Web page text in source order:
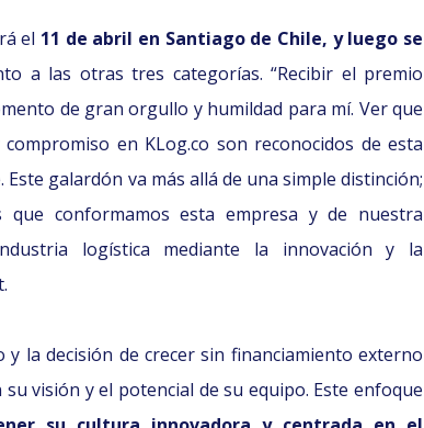
el 11 de abril en Santiago de Chile, y luego se
a las otras tres categorías. “Recibir el premio
de gran orgullo y humildad para mí. Ver que
en KLog.co son reconocidos de esta
galardón va más allá de una simple distinción;
conformamos esta empresa y de nuestra
logística mediante la innovación y la
la decisión de crecer sin financiamiento externo
visión y el potencial de su equipo. Este enfoque